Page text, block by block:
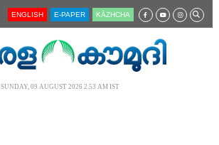
ENGLISH E-PAPER KĀZHCHA
SUNDAY, 09 AUGUST 2026 2.53 AM IST